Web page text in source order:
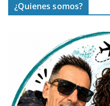
¿Quienes somos?